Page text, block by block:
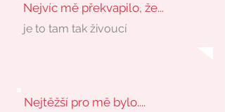
Nejvíc mě překvapilo, že...
je to tam tak živoucí
Nejtěžší pro mě bylo....